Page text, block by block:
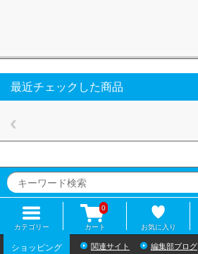
最近チェックした商品
カテゴリー カート
0
お気に入り
ショッピング 関連サイト 編集部ブログ